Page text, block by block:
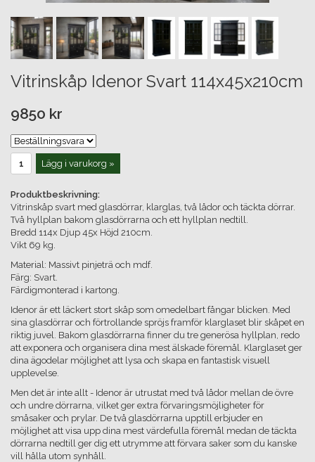
Vitrinskåp Idenor Svart 114x45x210cm
9850 kr
Lägg i varukorg »
Produktbeskrivning:
Vitrinskåp svart med glasdörrar, klarglas, två lådor och täckta dörrar.
Två hyllplan bakom glasdörrarna och ett hyllplan nedtill.
Bredd 114x Djup 45x Höjd 210cm.
Vikt 69 kg.
Material: Massivt pinjeträ och mdf.
Färg: Svart.
Färdigmonterad i kartong.
Idenor är ett läckert stort skåp som omedelbart fångar blicken. Med
sina glasdörrar och förtrollande spröjs framför klarglaset blir skåpet en
riktig juvel. Bakom glasdörrarna finner du tre generösa hyllplan, redo
att exponera och organisera dina mest älskade föremål. Klarglaset ger
dina ägodelar möjlighet att lysa och skapa en fantastisk visuell
upplevelse.
Men det är inte allt - Idenor är utrustat med två lådor mellan de övre
och undre dörrarna, vilket ger extra förvaringsmöjligheter för
småsaker och prylar. De två glasdörrarna upptill erbjuder en
möjlighet att visa upp dina mest värdefulla föremål medan de täckta
dörrarna nedtill ger dig ett utrymme att förvara saker som du kanske
vill hålla utom synhåll.